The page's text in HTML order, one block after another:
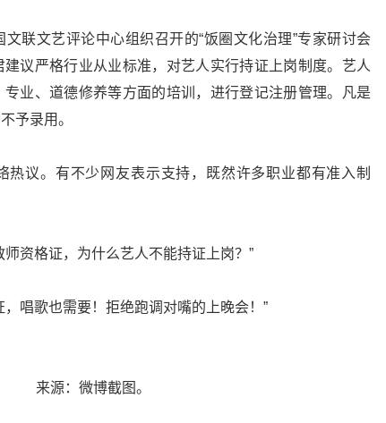
联文艺评论中心组织召开的“饭圈文化治理”专家研讨会
建议严格行业从业标准，对艺人实行持证上岗制度。艺人
业、道德修养等方面的培训，进行登记注册管理。凡是
予录用。
热议。有不少网友表示支持，既然许多职业都有准入制
资格证，为什么艺人不能持证上岗？”
唱歌也需要！拒绝跑调对嘴的上晚会！”
来源：微博截图。